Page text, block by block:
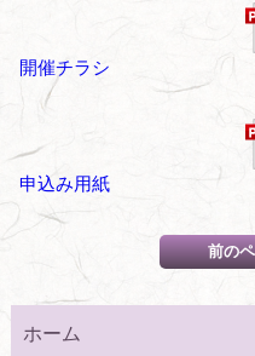
開催チラシ
申込み用紙
ホーム